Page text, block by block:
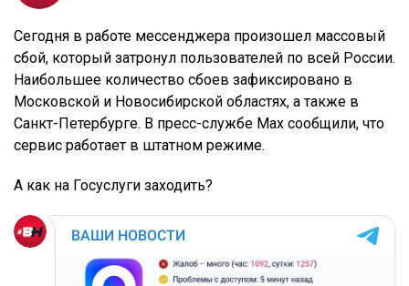
Сегодня в работе мессенджера произошел массовый
сбой, который затронул пользователей по всей России.
Наибольшее количество сбоев зафиксировано в
Московской и Новосибирской областях, а также в
Санкт-Петербурге. В пресс-службе Max сообщили, что
сервис работает в штатном режиме.
А как на Госуслуги заходить?